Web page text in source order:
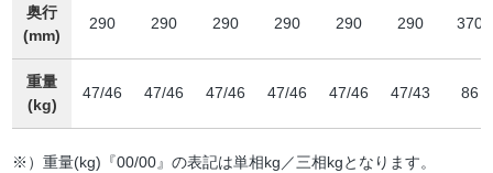
奥行
(mm)
290 290 290 290 290 290 370
重量
(kg)
47/46 47/46 47/46 47/46 47/46 47/43 86
※）重量(kg)『00/00』の表記は単相kg／三相kgとなります。